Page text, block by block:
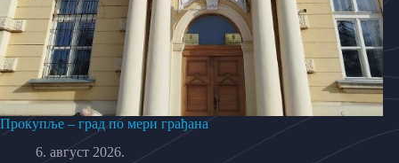
Прокупље – град по мери грађана
6. август 2026.